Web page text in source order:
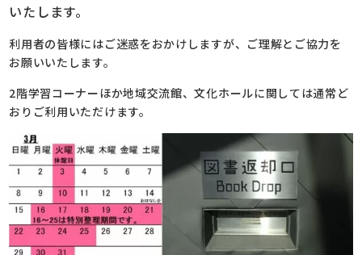
いたします。
利用者の皆様にはご迷惑をおかけしますが、ご理解とご協力を
お願いいたします。
2階学習コーナーほか地域交流館、文化ホールに関しては通常ど
おりご利用いただけます。